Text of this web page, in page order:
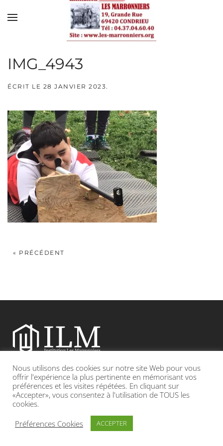
Skip to main content
IMG_4943
ÉCRIT LE 28 JANVIER 2023.
« PRÉCÉDENT
Etablissement catholique sous contrat d’association avec l’Etat
Adresse : 19, Grande rue 69420 CONDRIEU
INFOS LÉGALES POLITIQUE DE CONFIDENTIALITÉ
Nous utilisons des cookies sur notre site Web pour vous
offrir l'expérience la plus pertinente en mémorisant vos
préférences et les visites répétées. En cliquant sur
«Accepter», vous consentez à l'utilisation de TOUS les
cookies.
Préférences Cookies
ACCEPTER